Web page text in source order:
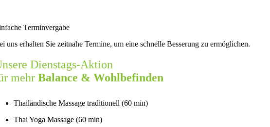
Terminvergabe
uns erhalten Sie zeitnahe Termine, um eine schnelle Besserung zu ermöglichen.
Dienstags-Aktion
mehr Balance & Wohlbefinden
Thailändische Massage traditionell (60 min)
Thai Yoga Massage (60 min)